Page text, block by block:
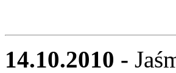
14.10.2010 -